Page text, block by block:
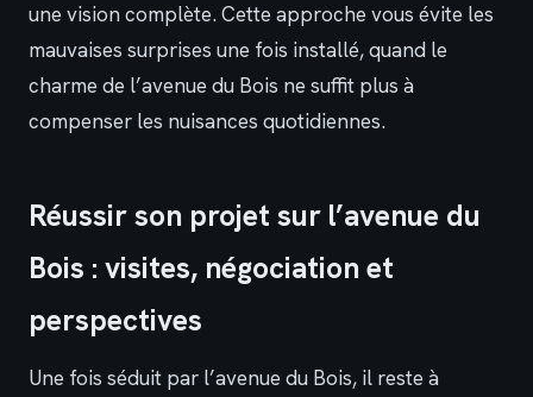
une vision complète. Cette approche vous évite les
mauvaises surprises une fois installé, quand le
charme de l’avenue du Bois ne suffit plus à
compenser les nuisances quotidiennes.
Réussir son projet sur l’avenue du
Bois : visites, négociation et
perspectives
Une fois séduit par l’avenue du Bois, il reste à